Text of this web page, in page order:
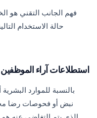
فهم الجانب التقني هو
حالة الاستخدام
استطلاعات آراء
بالنسبة للموارد
نبض أو فحوصات رضا